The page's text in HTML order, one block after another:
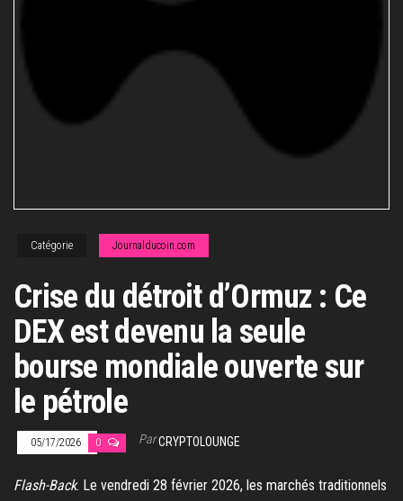
Catégorie Journalducoin.com
Crise du détroit d’Ormuz : Ce
DEX est devenu la seule
bourse mondiale ouverte sur
le pétrole
05/17/2026 0 ParCRYPTOLOUNGE
Flash-Back. Le vendredi 28 février 2026, les marchés traditionnels